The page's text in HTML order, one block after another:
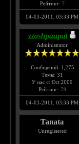
Рейтинг: 7
04-03-2011, 03:33 PM
zzashpaupat
Administrator
Сообщений: 1,275
Темы: 31
У нас с: Oct 2009
Рейтинг: 79
04-03-2011, 03:33 PM
Tanata
Unregistered